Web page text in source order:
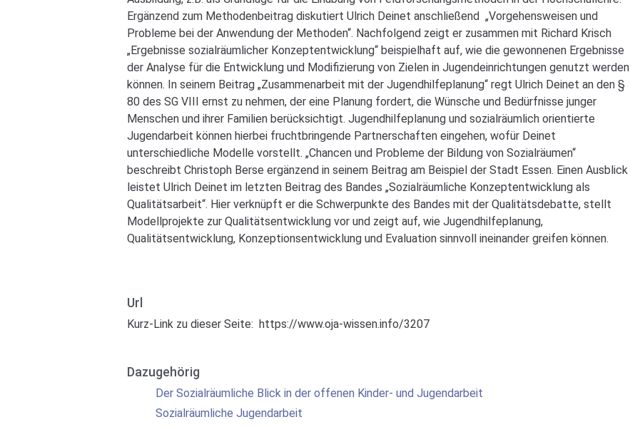
Ergänzend zum Methodenbeitrag diskutiert Ulrich Deinet anschließend „Vorgehensweisen und
Probleme bei der Anwendung der Methoden“. Nachfolgend zeigt er zusammen mit Richard Krisch
„Ergebnisse sozialräumlicher Konzeptentwicklung“ beispielhaft auf, wie die gewonnenen Ergebnisse
der Analyse für die Entwicklung und Modifizierung von Zielen in Jugendeinrichtungen genutzt werden
können. In seinem Beitrag „Zusammenarbeit mit der Jugendhilfeplanung“ regt Ulrich Deinet an den §
80 des SG VIII ernst zu nehmen, der eine Planung fordert, die Wünsche und Bedürfnisse junger
Menschen und ihrer Familien berücksichtigt. Jugendhilfeplanung und sozialräumlich orientierte
Jugendarbeit können hierbei fruchtbringende Partnerschaften eingehen, wofür Deinet
unterschiedliche Modelle vorstellt. „Chancen und Probleme der Bildung von Sozialräumen“
beschreibt Christoph Berse ergänzend in seinem Beitrag am Beispiel der Stadt Essen. Einen Ausblick
leistet Ulrich Deinet im letzten Beitrag des Bandes „Sozialräumliche Konzeptentwicklung als
Qualitätsarbeit“. Hier verknüpft er die Schwerpunkte des Bandes mit der Qualitätsdebatte, stellt
Modellprojekte zur Qualitätsentwicklung vor und zeigt auf, wie Jugendhilfeplanung,
Qualitätsentwicklung, Konzeptionsentwicklung und Evaluation sinnvoll ineinander greifen können.
Url
Kurz-Link zu dieser Seite: https://www.oja-wissen.info/3207
Dazugehörig
Der Sozialräumliche Blick in der offenen Kinder- und Jugendarbeit
Sozialräumliche Jugendarbeit